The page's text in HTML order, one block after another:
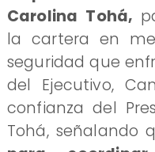
Carolina Tohá,
la cartera en
seguridad que
del Ejecutivo,
confianza del
Tohá, señalando